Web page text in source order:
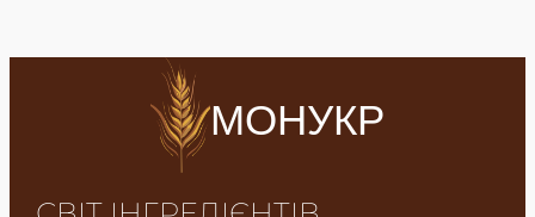
МОНУКР